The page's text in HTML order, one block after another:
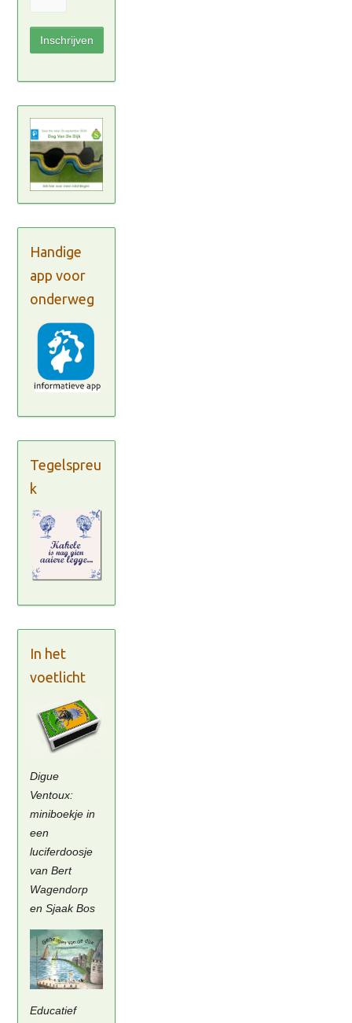
Handige
app voor
onderweg
Tegelspreu
k
In het
voetlicht
Digue
Ventoux:
miniboekje in
een
luciferdoosje
van Bert
Wagendorp
en Sjaak Bos
Educatief